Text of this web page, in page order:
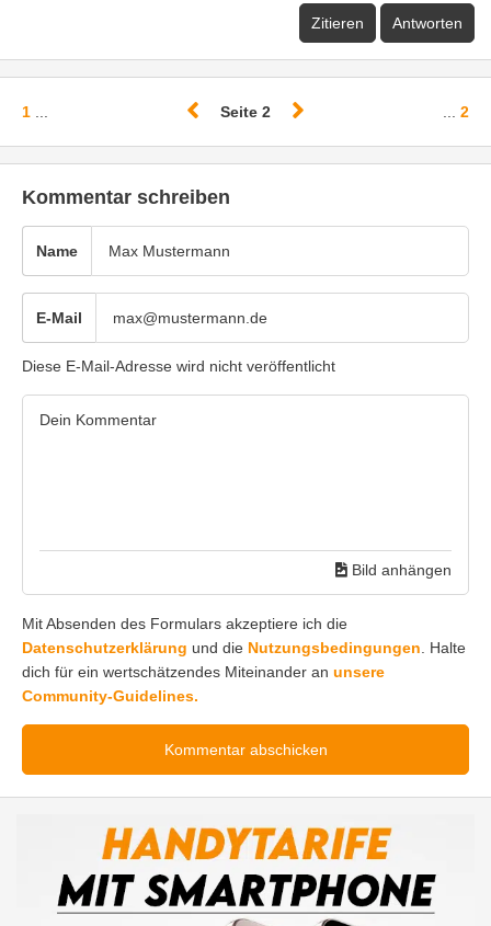
Zitieren Antworten
1 2
Seite 2
Kommentar schreiben
Name
E-Mail
Diese E-Mail-Adresse wird nicht veröffentlicht
Bild anhängen
Mit Absenden des Formulars akzeptiere ich die
Datenschutzerklärung und die Nutzungsbedingungen . Halte
dich für ein wertschätzendes Miteinander an unsere
Community-Guidelines.